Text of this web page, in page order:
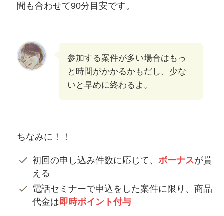
間も合わせて90分目安です。
参加する案件が多い場合はもっ
と時間がかかるかもだし、少な
いと早めに終わるよ。
ちなみに！！
初回の申し込み件数に応じて、ボーナスが貰
える
電話セミナーで申込をした案件に限り、商品
代金は 即時ポイント付与